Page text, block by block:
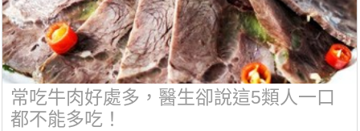
常吃牛肉好處多，醫生卻說這5類人一口
都不能多吃！